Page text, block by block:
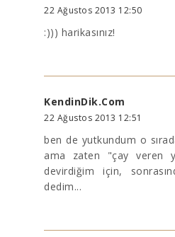
22 Ağustos 2013 12:50
:))) harikasınız!
KendinDik.Com
22 Ağustos 2013 12:51
ben de yutkundum o
ama zaten "çay veren
devirdiğim için,
dedim...